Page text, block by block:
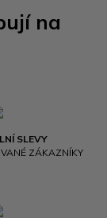
na
SLEVY
ZÁKAZNÍKY